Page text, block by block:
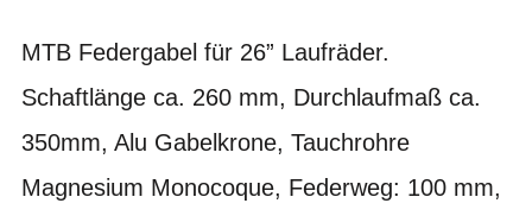
MTB Federgabel für 26” Laufräder.
Schaftlänge ca. 260 mm, Durchlaufmaß ca.
350mm, Alu Gabelkrone, Tauchrohre
Magnesium Monocoque, Federweg: 100 mm,